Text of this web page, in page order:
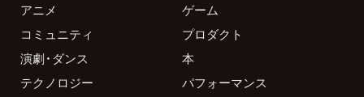
アニメ
ゲーム
コミュニティ
プロダクト
演劇・ダンス
本
テクノロジー
パフォーマンス